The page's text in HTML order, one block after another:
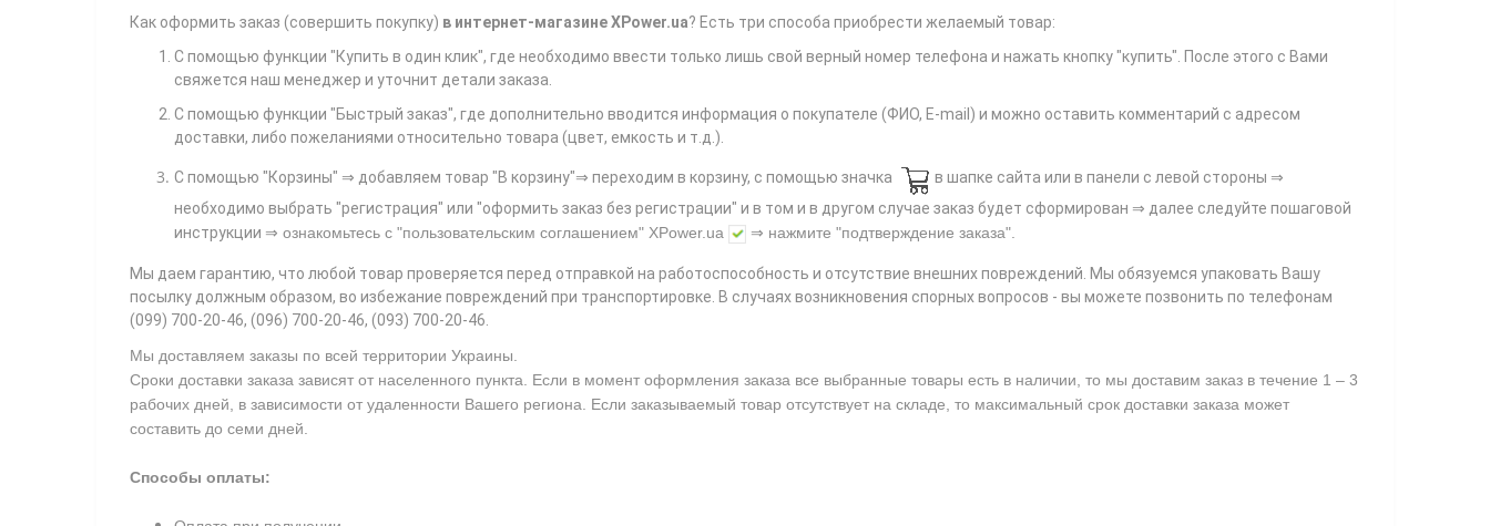
Как оформить заказ (совершить покупку) в интернет-магазине XPower.ua? Есть три способа приобрести желаемый товар:
С помощью функции "Купить в один клик", где необходимо ввести только лишь свой верный номер телефона и нажать кнопку "купить". После этого с Вами
свяжется наш менеджер и уточнит детали заказа.
С помощью функции "Быстрый заказ", где дополнительно вводится информация о покупателе (ФИО, E-mail) и можно оставить комментарий с адресом
доставки, либо пожеланиями относительно товара (цвет, емкость и т.д.).
С помощью "Корзины" ⇒ добавляем товар "В корзину"⇒ переходим в корзину, с помощью значка
в шапке сайта или в панели с левой стороны ⇒
необходимо выбрать "регистрация" или "оформить заказ без регистрации" и в том и в другом случае заказ будет сформирован ⇒ далее следуйте пошаговой
инструкции ⇒ ознакомьтесь с "пользовательским соглашением" XPower.ua ⇒ нажмите "подтверждение заказа".
Мы даем гарантию, что любой товар проверяется перед отправкой на работоспособность и отсутствие внешних повреждений. Мы обязуемся упаковать Вашу
посылку должным образом, во избежание повреждений при транспортировке. В случаях возникновения спорных вопросов - вы можете позвонить по телефонам
(099) 700-20-46, (096) 700-20-46, (093) 700-20-46.
Мы доставляем заказы по всей территории Украины.
Сроки доставки заказа зависят от населенного пункта. Если в момент оформления заказа все выбранные товары есть в наличии, то мы доставим заказ в течение 1 – 3
рабочих дней, в зависимости от удаленности Вашего региона. Если заказываемый товар отсутствует на складе, то максимальный срок доставки заказа может
составить до семи дней.
Способы оплаты: